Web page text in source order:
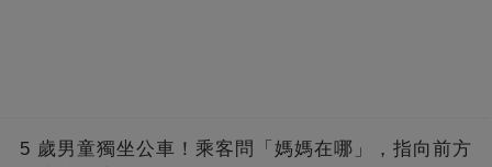
5 歲男童獨坐公車！乘客問「媽媽在哪」，指向前方